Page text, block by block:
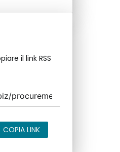
il link RSS
COPIA LINK